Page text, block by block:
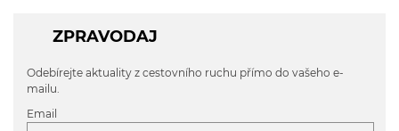
ZPRAVODAJ
Odebírejte aktuality z cestovního ruchu přímo do vašeho e-
mailu.
Email